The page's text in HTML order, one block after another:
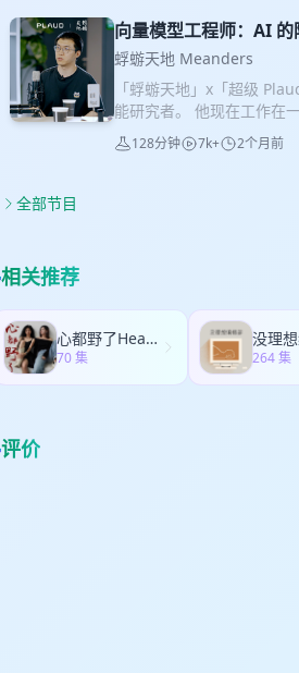
创伙伴，Plaud 吸引我们的
语言的流动中，帮我们锚
探索世界的底层价值。 时
拍鸟与识鸟 00:51:52 观
由 01:22:04 自然写作的探
宾：任宁 主播：重轻 蜉
Bilibili YouTube 等各大视
向量模型工程师：AI
蜉蝣天地 Meanders
「蜉蝣天地」x「超级
能研究者。 他现在工作在
体来说，是今天常说的
的模型，在各种排序和搜
动中，帮我们锚定那些真
的底层价值。 时间戳：
艺遇上新技术 00:28:10
挑战与未来 01:37:22 未
128分钟 7k+ 2个月前
全部节目
相关推荐
心都野了Heartbeast
70 集
没理
264 集
评价